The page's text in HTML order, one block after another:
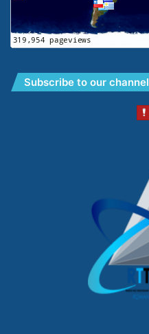
Subscribe to our channel